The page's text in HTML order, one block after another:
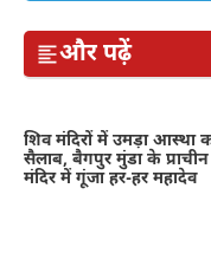
और पढ़ें
शिव मंदिरों में उमड़ा आस्था
सैलाब, बैगपुर मुंडा के
मंदिर में गूंजा हर-हर महादेव